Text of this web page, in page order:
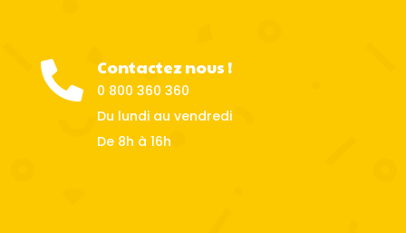
 Contactez nous !
0 800 360 360
Du lundi au vendredi
De 8h à 16h